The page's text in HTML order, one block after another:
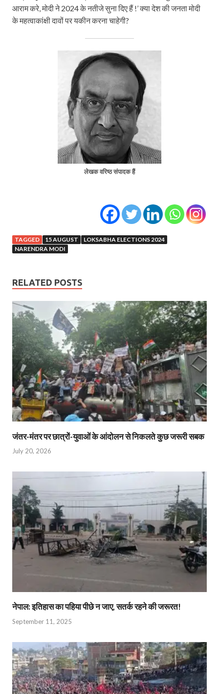
आराम करे, मोदी ने 2024 के नतीजे सुना दिए हैं !’ क्या देश की जनता मोदी
के महत्वाकांक्षी दावों पर यकीन करना चाहेगी?
लेखक वरिष्ठ संपादक हैं
TAGGED 15 AUGUST
LOKSABHA ELECTIONS 2024
NARENDRA MODI
RELATED POSTS
जंतर-मंतर पर छात्रों-युवाओं के आंदोलन से निकलते कुछ जरूरी सबक
July 20, 2026
नेपाल: इतिहास का पहिया पीछे न जाए, सतर्क रहने की जरूरत!
September 11, 2025